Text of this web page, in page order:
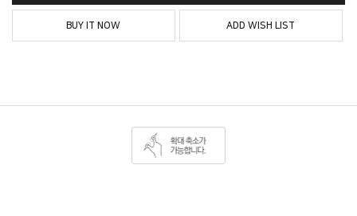
BUY IT NOW ADD WISH LIST